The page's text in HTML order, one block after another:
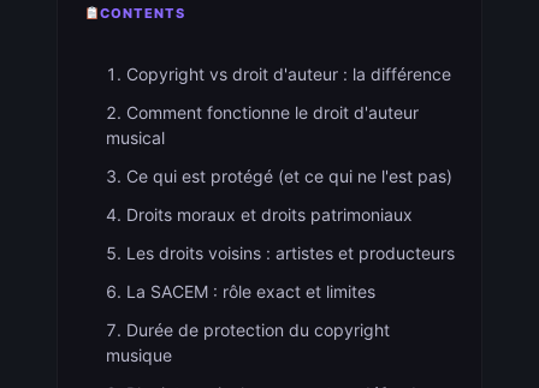
CONTENTS
Copyright vs droit d'auteur : la différence
Comment fonctionne le droit d'auteur
musical
Ce qui est protégé (et ce qui ne l'est pas)
Droits moraux et droits patrimoniaux
Les droits voisins : artistes et producteurs
La SACEM : rôle exact et limites
Durée de protection du copyright
musique